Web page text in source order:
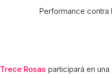
Performance contra
Trece Rosas participará en